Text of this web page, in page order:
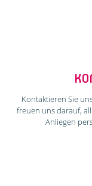
Kontaktieren Sie
freuen uns darauf,
Anliegen